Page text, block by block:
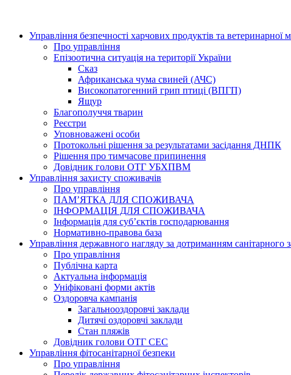
Управління безпечності харчових продуктів та ветеринарної
Про управління
Епізоотична ситуація на території України
Сказ
Африканська чума свиней (АЧС)
Високопатогенний грип птиці (ВПГП)
Ящур
Благополуччя тварин
Реєстри
Уповноважені особи
Протокольні рішення за результатами засідання ДНПК
Рішення про тимчасове припинення
Довідник голови ОТГ УБХПВМ
Управління захисту споживачів
Про управління
ПАМ’ЯТКА ДЛЯ СПОЖИВАЧА
ІНФОРМАЦІЯ ДЛЯ СПОЖИВАЧА
Інформація для суб’єктів господарювання
Нормативно-правова база
Управління державного нагляду за дотриманням санітарного
Про управління
Публічна карта
Актуальна інформація
Уніфіковані форми актів
Оздоровча кампанія
Загальнооздоровчі заклади
Дитячі оздоровчі заклади
Стан пляжів
Довідник голови ОТГ СЕС
Управління фітосанітарної безпеки
Про управління